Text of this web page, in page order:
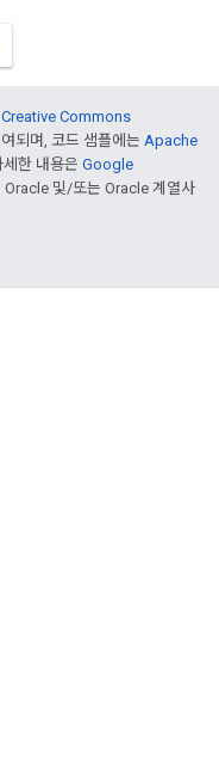
Creative Commons
되며, 코드 샘플에는 Apache
한 내용은 Google
Oracle 및/또는 Oracle 계열사